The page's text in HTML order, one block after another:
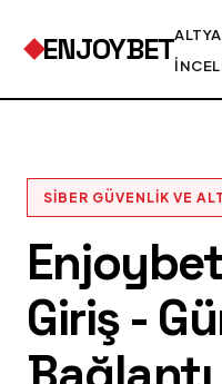
ENJOYBET
SIBER GÜVENLIK VE
Giriş -